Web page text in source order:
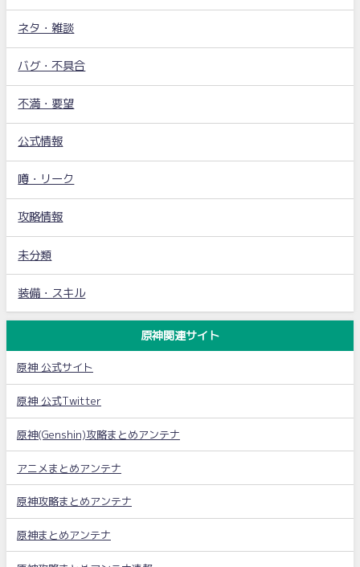
ネタ・雑談
バグ・不具合
不満・要望
公式情報
噂・リーク
攻略情報
未分類
装備・スキル
原神関連サイト
原神 公式サイト
原神 公式Twitter
原神(Genshin)攻略まとめアンテナ
アニメまとめアンテナ
原神攻略まとめアンテナ
原神まとめアンテナ